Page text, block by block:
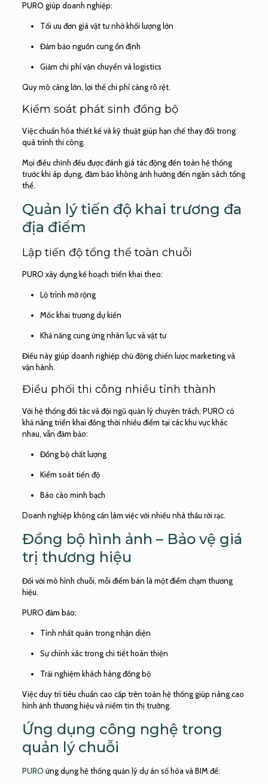
PURO giúp doanh nghiệp:
Tối ưu đơn giá vật tư nhờ khối lượng lớn
Đảm bảo nguồn cung ổn định
Giảm chi phí vận chuyển và logistics
Quy mô càng lớn, lợi thế chi phí càng rõ rệt.
Kiểm soát phát sinh đồng bộ
Việc chuẩn hóa thiết kế và kỹ thuật giúp hạn chế thay đổi trong
quá trình thi công.
Mọi điều chỉnh đều được đánh giá tác động đến toàn hệ thống
trước khi áp dụng, đảm bảo không ảnh hưởng đến ngân sách tổng
thể.
Quản lý tiến độ khai trương đa
địa điểm
Lập tiến độ tổng thể toàn chuỗi
PURO xây dựng kế hoạch triển khai theo:
Lộ trình mở rộng
Mốc khai trương dự kiến
Khả năng cung ứng nhân lực và vật tư
Điều này giúp doanh nghiệp chủ động chiến lược marketing và
vận hành.
Điều phối thi công nhiều tỉnh thành
Với hệ thống đối tác và đội ngũ quản lý chuyên trách, PURO có
khả năng triển khai đồng thời nhiều điểm tại các khu vực khác
nhau, vẫn đảm bảo:
Đồng bộ chất lượng
Kiểm soát tiến độ
Báo cáo minh bạch
Doanh nghiệp không cần làm việc với nhiều nhà thầu rời rạc.
Đồng bộ hình ảnh – Bảo vệ giá
trị thương hiệu
Đối với mô hình chuỗi, mỗi điểm bán là một điểm chạm thương
hiệu.
PURO đảm bảo:
Tính nhất quán trong nhận diện
Sự chính xác trong chi tiết hoàn thiện
Trải nghiệm khách hàng đồng bộ
Việc duy trì tiêu chuẩn cao cấp trên toàn hệ thống giúp nâng cao
hình ảnh thương hiệu và niềm tin thị trường.
Ứng dụng công nghệ trong
quản lý chuỗi
PURO ứng dụng hệ thống quản lý dự án số hóa và BIM để: